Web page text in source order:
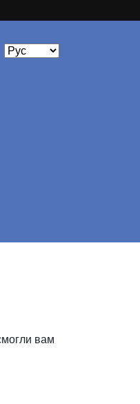
вам